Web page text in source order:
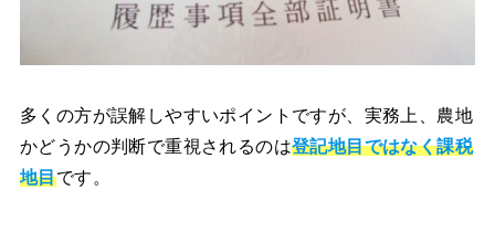
多くの方が誤解しやすいポイントですが、実務上、農地
かどうかの判断で重視されるのは登記地目ではなく課税
地目です。